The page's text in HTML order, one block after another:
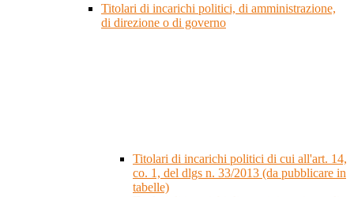
Titolari di incarichi politici, di amministrazione,
di direzione o di governo
Titolari di incarichi politici di cui all'art. 14,
co. 1, del dlgs n. 33/2013 (da pubblicare in
tabelle)